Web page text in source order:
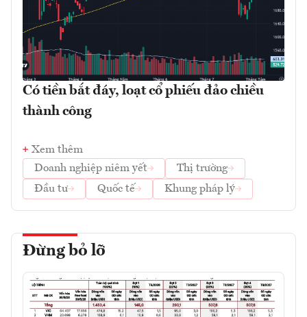
Có tiền bắt đáy, loạt cổ phiếu đảo chiều
thành công
Xem thêm
Doanh nghiệp niêm yết
Thị trường
Đầu tư
Quốc tế Khung pháp lý
Đừng bỏ lỡ